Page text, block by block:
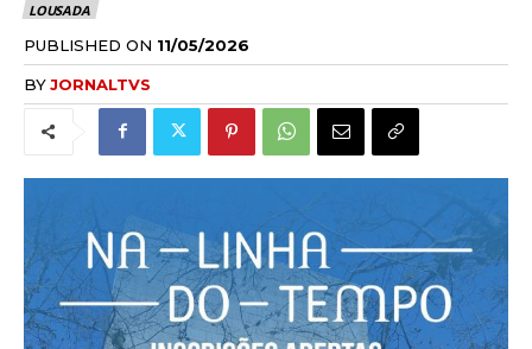
LOUSADA
PUBLISHED ON 11/05/2026
BYJORNALTVS